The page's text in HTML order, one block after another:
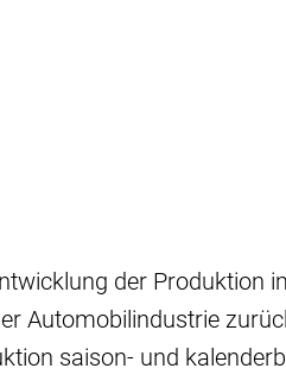
der Produktion
Automobilindustrie
saison- und